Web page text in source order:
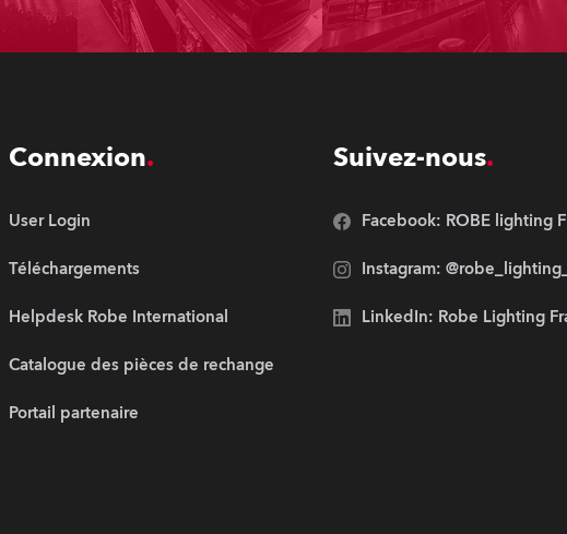
Connexion
User Login
Téléchargements
Helpdesk Robe International
Catalogue des pièces de rechange
Portail partenaire
Suivez-nous
Facebook: ROBE lighting
Instagram:
LinkedIn: Robe Lighting